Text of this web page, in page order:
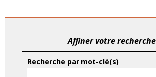
Affiner votre recherche
Recherche par mot-clé(s)